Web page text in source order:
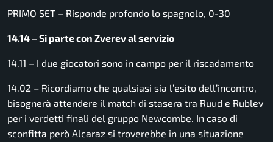
PRIMO SET – Risponde profondo lo spagnolo, 0-30
14.14 – Si parte con Zverev al servizio
14.11 – I due giocatori sono in campo per il riscadamento
14.02 – Ricordiamo che qualsiasi sia l’esito dell’incontro,
bisognerà attendere il match di stasera tra Ruud e Rublev
per i verdetti finali del gruppo Newcombe. In caso di
sconfitta però Alcaraz si troverebbe in una situazione